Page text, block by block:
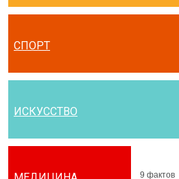
СПОРТ
ИСКУССТВО
9 фактов